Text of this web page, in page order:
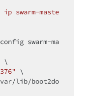
swarm-maste
swarm-ma
\
\
var/lib/boot2do